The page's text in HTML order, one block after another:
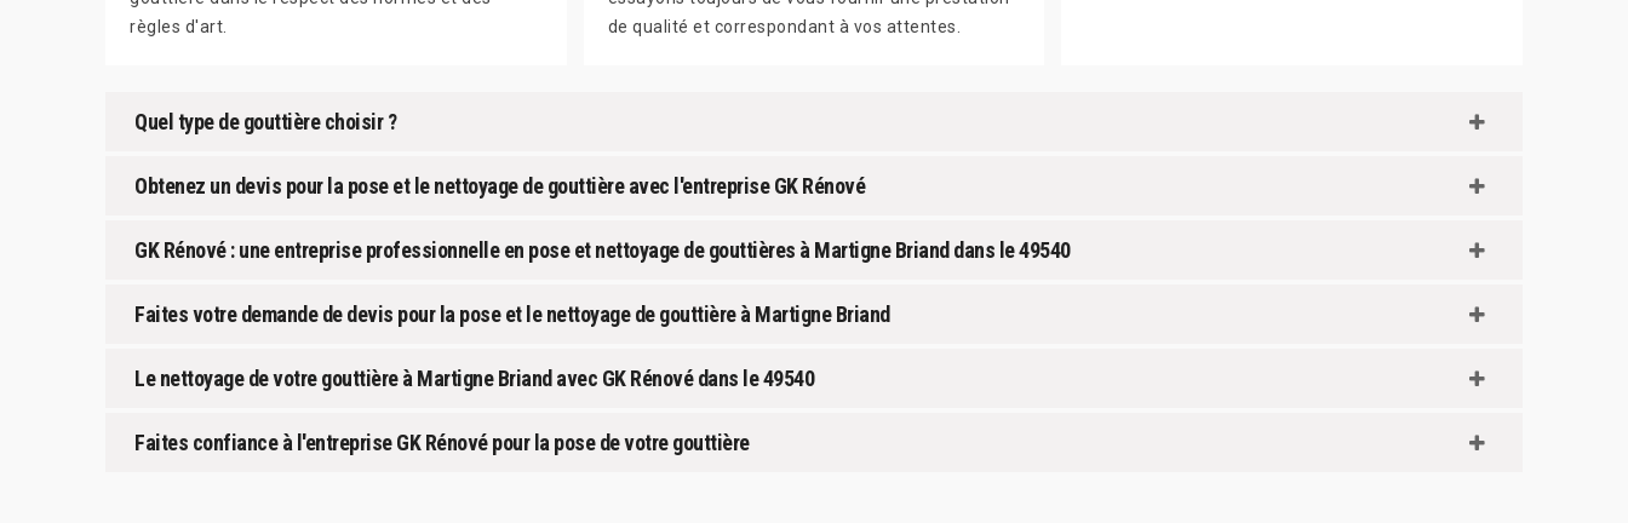
règles d'art.
de qualité et correspondant à vos attentes.
Quel type de gouttière choisir ?
Obtenez un devis pour la pose et le nettoyage de gouttière avec l'entreprise GK Rénové
GK Rénové : une entreprise professionnelle en pose et nettoyage de gouttières à Martigne Briand dans le 49540
Faites votre demande de devis pour la pose et le nettoyage de gouttière à Martigne Briand
Le nettoyage de votre gouttière à Martigne Briand avec GK Rénové dans le 49540
Faites confiance à l'entreprise GK Rénové pour la pose de votre gouttière